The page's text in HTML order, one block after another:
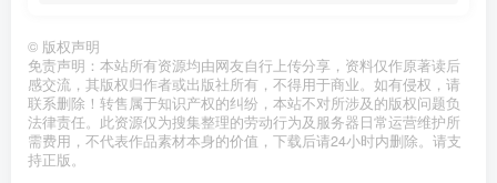
© 版权声明
免责声明：本站所有资源均由网友自行上传分享，资料仅作原著读后
感交流，其版权归作者或出版社所有，不得用于商业。如有侵权，请
联系删除！转售属于知识产权的纠纷，本站不对所涉及的版权问题负
法律责任。此资源仅为搜集整理的劳动行为及服务器日常运营维护所
需费用，不代表作品素材本身的价值，下载后请24小时内删除。请支
持正版。